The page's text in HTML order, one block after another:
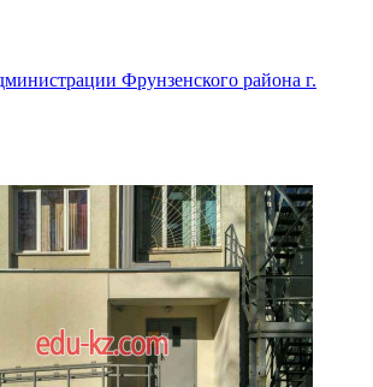
Фрунзенского района г.